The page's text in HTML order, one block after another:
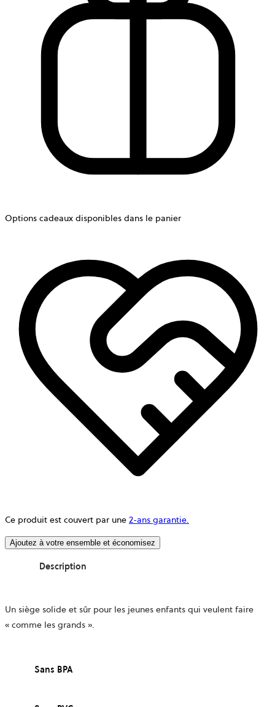
Options cadeaux disponibles dans le panier
Ce produit est couvert par une 2-ans garantie.
Ajoutez à votre ensemble et économisez
Description
Un siège solide et sûr pour les jeunes enfants qui veulent faire
« comme les grands ».
Sans BPA